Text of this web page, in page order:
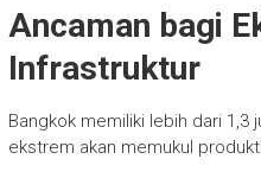
Ancaman bagi
Infrastruktur
Bangkok memiliki lebih dari 1,3
ekstrem akan memukul